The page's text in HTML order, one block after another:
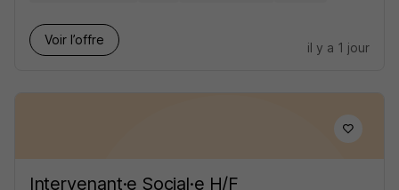
Voir l’offre
il y a 1 jour
Intervenant·e Social·e H/F